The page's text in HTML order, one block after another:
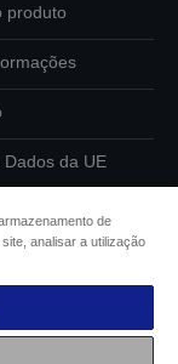
produto
da UE
de
analisar a utilização